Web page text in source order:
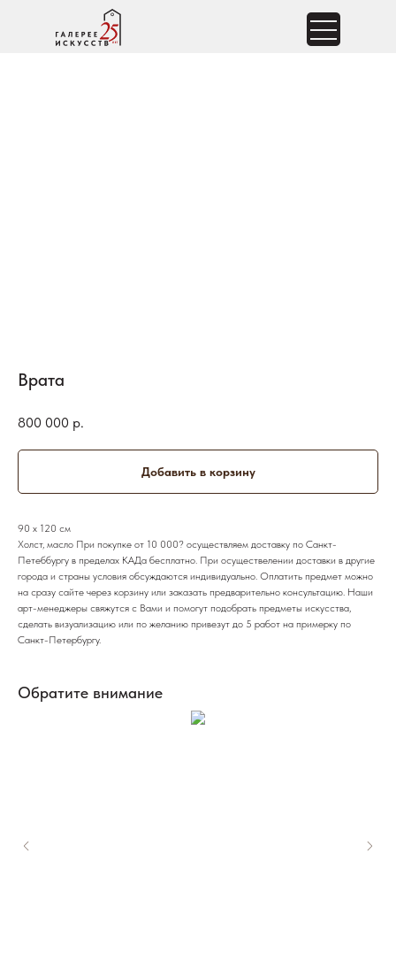
Врата
800 000 р.
Добавить в корзину
90 х 120 см
Холст, масло При покупке от 10 000? осуществляем доставку по Санкт-
Петеббургу в пределах КАДа бесплатно. При осуществелении доставки в другие
города и страны условия обсуждаются индивидуально. Оплатить предмет можно
на сразу сайте через корзину или заказать предварительно консультацию. Наши
арт-менеджеры свяжутся с Вами и помогут подобрать предметы искусства,
сделать визуализацию или по желанию привезут до 5 работ на примерку по
Санкт-Петербургу.
Обратите внимание